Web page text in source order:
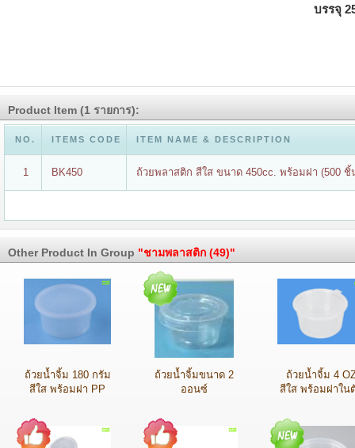
บรรจุ
Product Item (1 รายการ):
NO. ITEMS CODE ITEM NAME & DESCRIPTION
1 BK450 ถ้วยพลาสติก สีใส ขนาด 450cc. พร้อมฝา (500 ชิ้
Other Product In Group "ชามพลาสติก (49)"
ถ้วยน้ำจิ้ม 180 กรัม
สีใส พร้อมฝา PP
ถ้วยน้ำจิ้มขนาด 2
ออนซ์
ถ้วยน้ำจิ้ม 4
สีใส พร้อมฝาใน